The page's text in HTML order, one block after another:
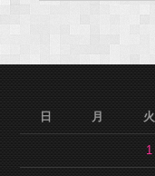
日
月 火
1